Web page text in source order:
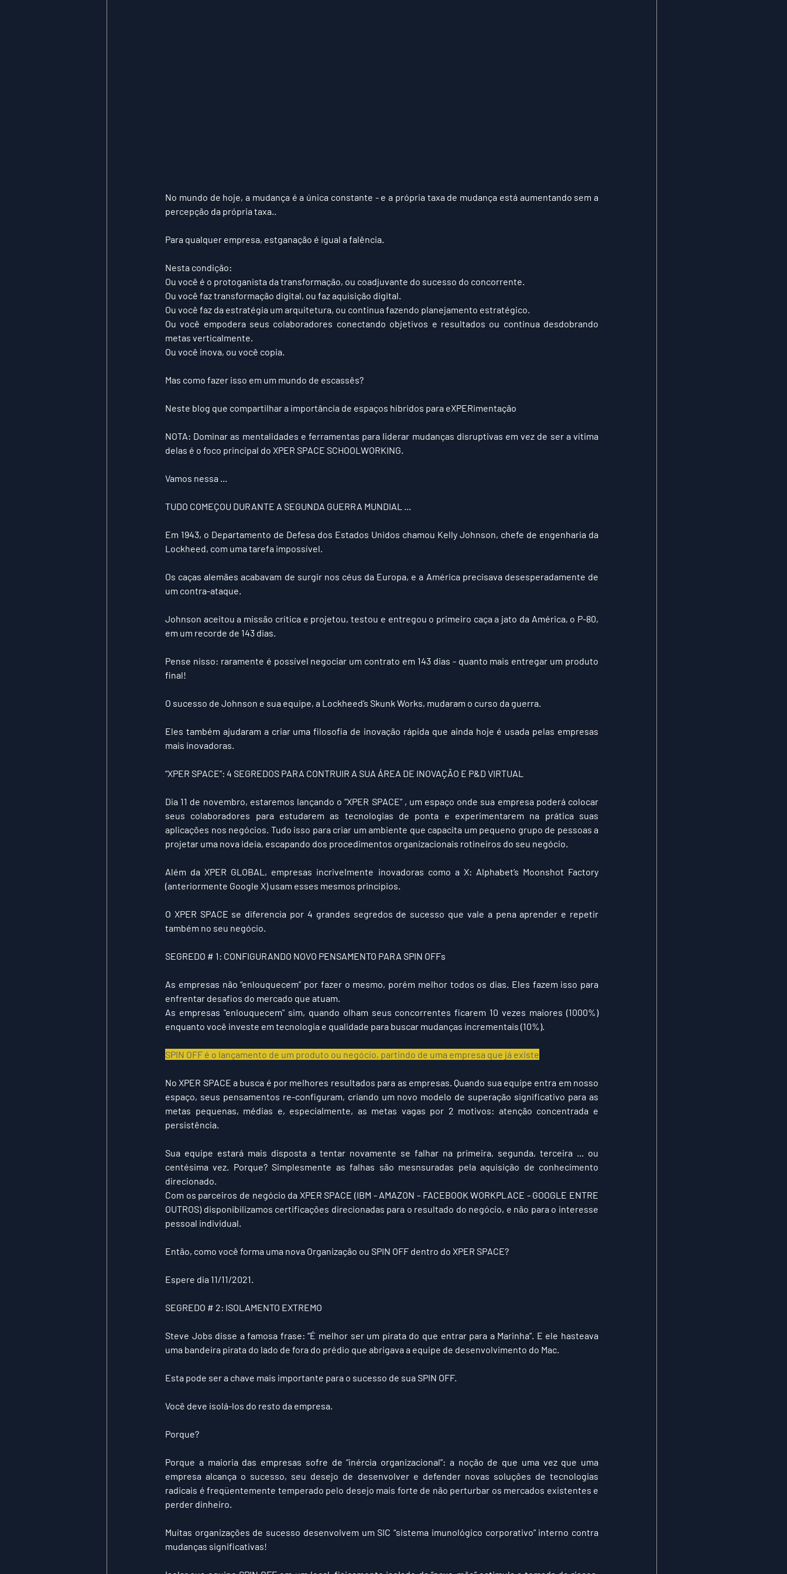
No mundo de hoje, a mudança é a única constante - e a própria taxa de mudança está aumentando sem a
percepção da própria taxa..
Para qualquer empresa, estganação é igual a falência.
Nesta condição:
Ou você é o protoganista da transformação, ou coadjuvante do sucesso do concorrente.
Ou você faz transformação digital, ou faz aquisição digital.
Ou você faz da estratégia um arquitetura, ou continua fazendo planejamento estratégico.
Ou você empodera seus colaboradores conectando objetivos e resultados ou continua desdobrando
metas verticalmente.
Ou você inova, ou você copia.
Mas como fazer isso em um mundo de escassês?
Neste blog que compartilhar a importância de espaços híbridos para eXPERimentação
NOTA: Dominar as mentalidades e ferramentas para liderar mudanças disruptivas em vez de ser a vítima
delas é o foco principal do XPER SPACE SCHOOLWORKING.
Vamos nessa ...
TUDO COMEÇOU DURANTE A SEGUNDA GUERRA MUNDIAL ...
Em 1943, o Departamento de Defesa dos Estados Unidos chamou Kelly Johnson, chefe de engenharia da
Lockheed, com uma tarefa impossível.
Os caças alemães acabavam de surgir nos céus da Europa, e a América precisava desesperadamente de
um contra-ataque.
Johnson aceitou a missão crítica e projetou, testou e entregou o primeiro caça a jato da América, o P-80,
em um recorde de 143 dias.
Pense nisso: raramente é possível negociar um contrato em 143 dias - quanto mais entregar um produto
final!
O sucesso de Johnson e sua equipe, a Lockheed’s Skunk Works, mudaram o curso da guerra.
Eles também ajudaram a criar uma filosofia de inovação rápida que ainda hoje é usada pelas empresas
mais inovadoras.
“XPER SPACE”: 4 SEGREDOS PARA CONTRUIR A SUA ÁREA DE INOVAÇÃO E P&D VIRTUAL
Dia 11 de novembro, estaremos lançando o “XPER SPACE” , um espaço onde sua empresa poderá colocar
seus colaboradores para estudarem as tecnologias de ponta e experimentarem na prática suas
aplicações nos negócios. Tudo isso para criar um ambiente que capacita um pequeno grupo de pessoas a
projetar uma nova ideia, escapando dos procedimentos organizacionais rotineiros do seu negócio.
Além da XPER GLOBAL , empresas incrivelmente inovadoras como a X: Alphabet’s Moonshot Factory
(anteriormente Google X) usam esses mesmos princípios.
O XPER SPACE se diferencia por 4 grandes segredos de sucesso que vale a pena aprender e repetir
também no seu negócio.
SEGREDO # 1: CONFIGURANDO NOVO PENSAMENTO PARA SPIN OFFs
As empresas não “enlouquecem” por fazer o mesmo, porém melhor todos os dias. Eles fazem isso para
enfrentar desafios do mercado que atuam.
As empresas "enlouquecem" sim, quando olham seus concorrentes ficarem 10 vezes maiores (1000%)
enquanto você investe em tecnologia e qualidade para buscar mudanças incrementais (10%).
SPIN OFF é o lançamento de um produto ou negócio, partindo de uma empresa que já existe
No XPER SPACE a busca é por melhores resultados para as empresas. Quando sua equipe entra em nosso
espaço, seus pensamentos re-configuram, criando um novo modelo de superação significativo para as
metas pequenas, médias e, especialmente, as metas vagas por 2 motivos: atenção concentrada
persistência.
Sua equipe estará mais disposta a tentar novamente se falhar na primeira, segunda, terceira ... ou
centésima vez. Porque? Simplesmente as falhas são mesnsuradas pela aquisição de conhecimento
direcionado.
Com os parceiros de negócio da XPER SPACE (IBM - AMAZON - FACEBOOK WORKPLACE - GOOGLE ENTRE
OUTROS) disponibilizamos certificações direcionadas para o resultado do negócio, e não para o interesse
pessoal individual.
Então, como você forma uma nova Organização ou SPIN OFF dentro do XPER SPACE?
Espere dia 11/11/2021.
SEGREDO # 2: ISOLAMENTO EXTREMO
Steve Jobs disse a famosa frase: “É melhor ser um pirata do que entrar para a Marinha”. E ele hasteava
uma bandeira pirata do lado de fora do prédio que abrigava a equipe de desenvolvimento do Mac.
Esta pode ser a chave mais importante para o sucesso de sua SPIN OFF.
Você deve isolá-los do resto da empresa.
Porque?
Porque a maioria das empresas sofre de “inércia organizacional”: a noção de que uma vez que uma
empresa alcança o sucesso, seu desejo de desenvolver e defender novas soluções de tecnologias
radicais é freqüentemente temperado pelo desejo mais forte de não perturbar os mercados existentes e
perder dinheiro.
Muitas organizações de sucesso desenvolvem um SIC “sistema imunológico corporativo” interno contra
mudanças significativas!